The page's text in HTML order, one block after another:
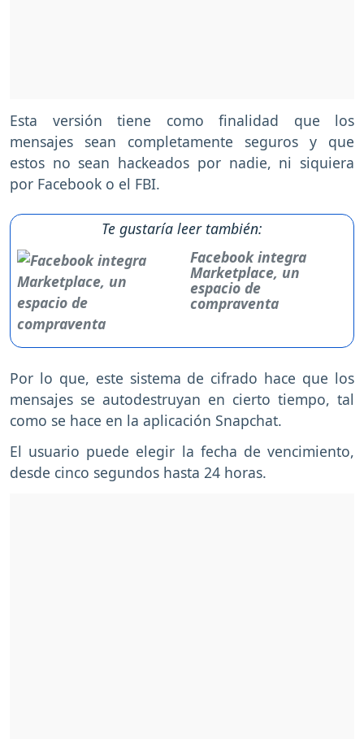
Esta versión tiene como finalidad que los
mensajes sean completamente seguros y que
estos no sean hackeados por nadie, ni siquiera
por Facebook o el FBI.
Te gustaría leer también:
Facebook integra
Marketplace, un
espacio de
compraventa
Por lo que, este sistema de cifrado hace que los
mensajes se autodestruyan en cierto tiempo, tal
como se hace en la aplicación Snapchat.
El usuario puede elegir la fecha de vencimiento,
desde cinco segundos hasta 24 horas.